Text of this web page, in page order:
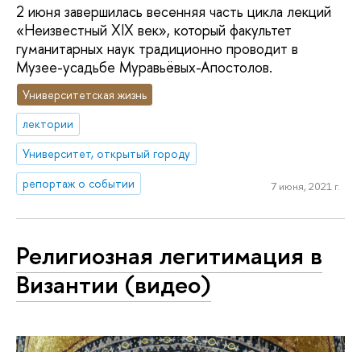
2 июня завершилась весенняя часть цикла лекций
«Неизвестный XIX век», который факультет
гуманитарных наук традиционно проводит в
Музее-усадьбе Муравьёвых-Апостолов.
Университетская жизнь
лектории
Университет, открытый городу
репортаж о событии
7 июня, 2021 г.
Религиозная легитимация в
Византии (видео)